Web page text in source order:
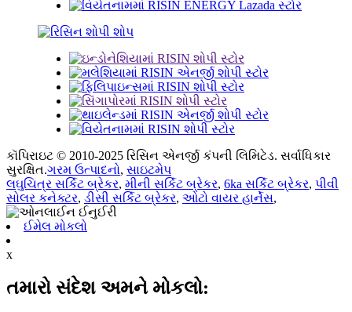
કૉપિરાઇટ © 2010-2025 રિસિન એનર્જી કંપની લિમિટેડ. સર્વાધિકાર
સુરક્ષિત.ગરમ ઉત્પાદનો, સાઇટમેપ
લઘુચિત્ર સર્કિટ બ્રેકર, મીની સર્કિટ બ્રેકર, 6ka સર્કિટ બ્રેકર, પીવી
સોલર કનેક્ટર, ડીસી સર્કિટ બ્રેકર, ઓટો વાયર હાર્નેસ,
ઈમેલ મોકલો
x
તમારો સંદેશ અમને મોકલો: